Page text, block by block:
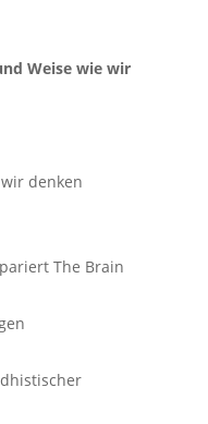
Weise wie wir
denken
The Brain